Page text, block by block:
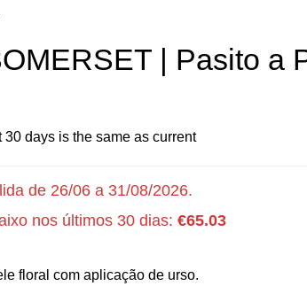
| Pasito a
30 days is the same as current
de 26/06 a 31/08/2026.
nos últimos 30 dias: €65.03
floral com aplicação de urso.